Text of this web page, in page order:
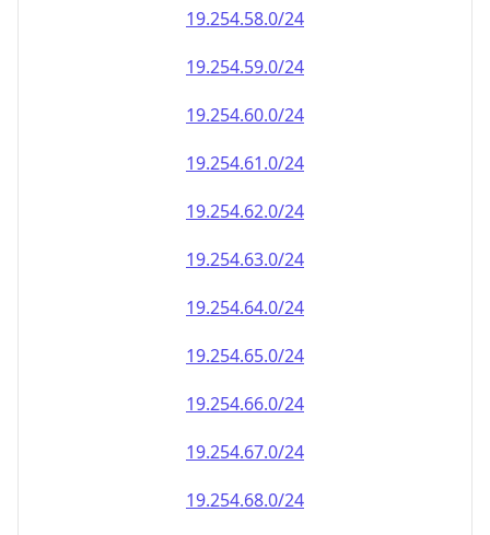
19.254.58.0/24
19.254.59.0/24
19.254.60.0/24
19.254.61.0/24
19.254.62.0/24
19.254.63.0/24
19.254.64.0/24
19.254.65.0/24
19.254.66.0/24
19.254.67.0/24
19.254.68.0/24